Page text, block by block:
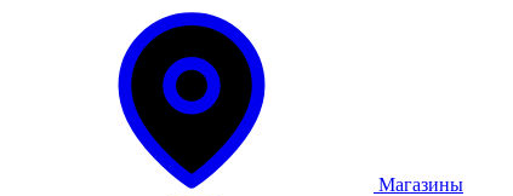
Магазины